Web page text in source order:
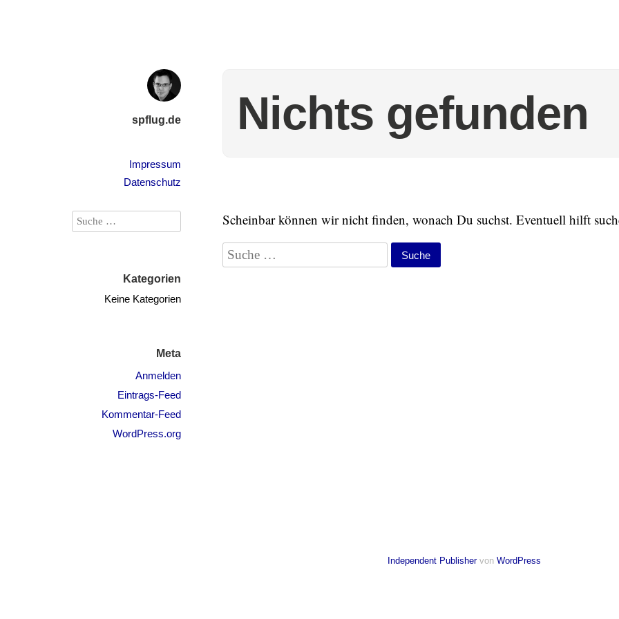
spflug.de
Impressum
Datenschutz
Nichts gefunden
Scheinbar können wir nicht finden, wonach Du suchst. Eventuell hilft
Kategorien
Keine Kategorien
Meta
Anmelden
Eintrags-Feed
Kommentar-Feed
WordPress.org
Independent Publishervon WordPress